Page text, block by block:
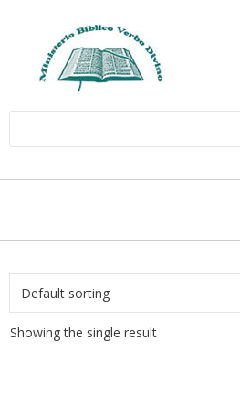
Showing the single result